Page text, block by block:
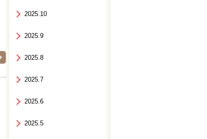
2025.10
2025.9
2025.8
2025.7
2025.6
2025.5